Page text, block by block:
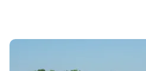
Comprendre l’origine et